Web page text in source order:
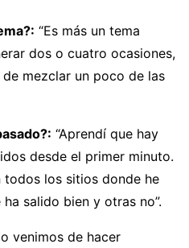
“Es más un tema
dos o cuatro ocasiones,
mezclar un poco de las
“Aprendí que hay
desde el primer minuto.
los sitios donde he
salido bien y otras no”.
venimos de hacer